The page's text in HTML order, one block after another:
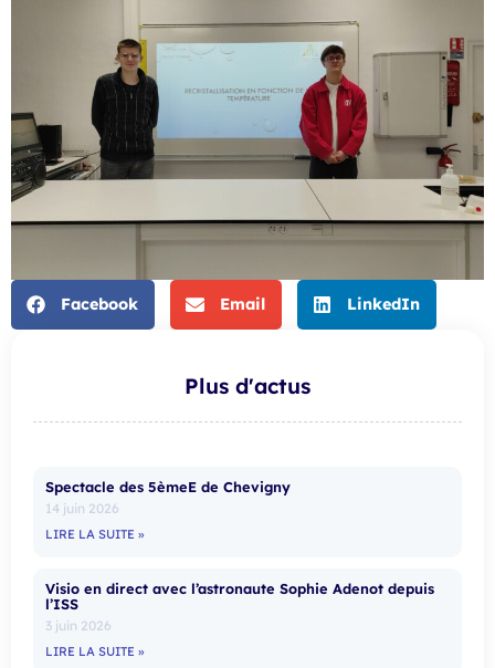
Facebook Email LinkedIn
Plus d'actus
Spectacle des 5èmeE de Chevigny
14 juin 2026
LIRE LA SUITE »
Visio en direct avec l’astronaute Sophie Adenot depuis
l’ISS
3 juin 2026
LIRE LA SUITE »